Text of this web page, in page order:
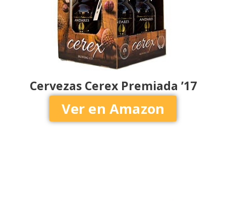
Cervezas Cerex Premiada ’17
Ver en Amazon